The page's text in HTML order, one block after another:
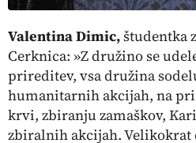
Valentina Dimic,študentka
Cerknica: »Z družino se
prireditev, vsa družina
humanitarnih akcijah, na
krvi, zbiranju zamaškov,
zbiralnih akcijah.